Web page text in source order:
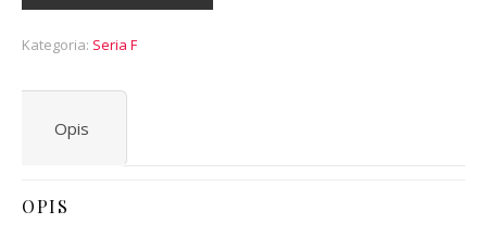
Kategoria: Seria F
Opis
OPIS